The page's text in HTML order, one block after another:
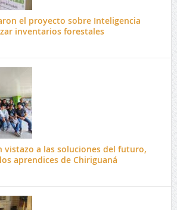
el proyecto sobre Inteligencia
inventarios forestales
vistazo a las soluciones del futuro,
aprendices de Chiriguaná